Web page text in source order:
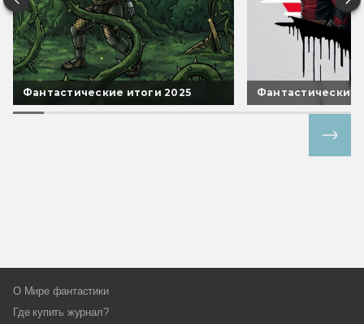
Фантастические итоги 2025 Фантастические
О Мире фантастики
Где купить журнал?